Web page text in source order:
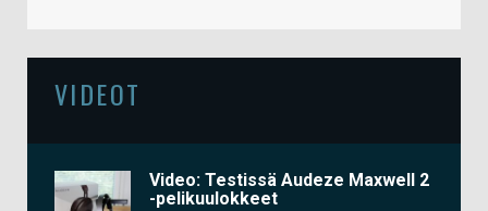
VIDEOT
Video: Testissä Audeze Maxwell 2
-pelikuulokkeet